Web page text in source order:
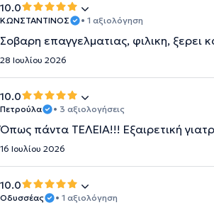
10.0
ΚΩΝΣΤΑΝΤΙΝΟΣ • 1 αξιολόγηση
Σοβαρη επαγγελματιας, φιλικη, ξερει
28 Ιουλίου 2026
10.0
Πετρούλα • 3 αξιολογήσεις
Όπως πάντα ΤΕΛΕΙΑ!!! Εξαιρετική
16 Ιουλίου 2026
10.0
Οδυσσέας • 1 αξιολόγηση